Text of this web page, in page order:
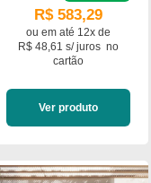
R$ 583,29
ou ematé 12x de
R$ 48,61 s/ juros no
cartão
Ver produto